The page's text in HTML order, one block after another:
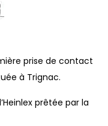
prise de contact
à Trignac.
prêtée par la